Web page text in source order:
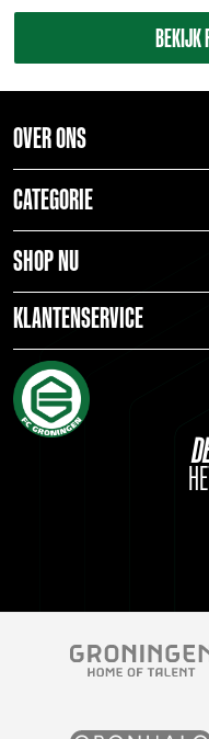
BEKIJK
OVER ONS
CATEGORIE
SHOP NU
KLANTENSERVICE